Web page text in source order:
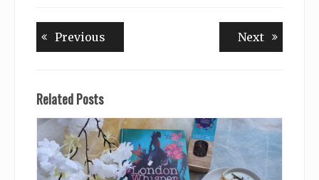
Beitragsnavigation
Previous NextNext
Related Posts